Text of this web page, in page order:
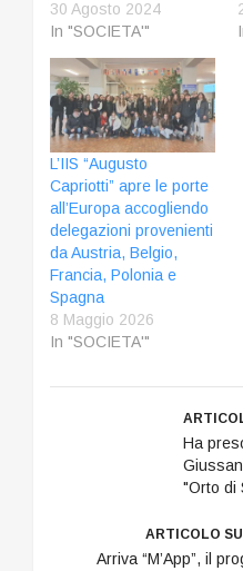
30 Agosto 2024
In "SOCIETA'"
L’IIS “Augusto
Capriotti” apre le porte
all’Europa accogliendo
delegazioni provenienti
da Austria, Belgio,
Francia, Polonia e
Spagna
8 Maggio 2026
In "SOCIETA'"
Ha
"Orto di
ARTICOLO
Arriva “M’App”, il